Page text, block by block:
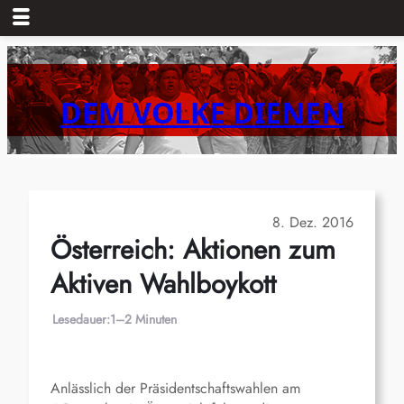
Zum
Inhalt
springenDEM VOLKE DIENEN
8. Dez. 2016
Österreich: Aktionen zum
Aktiven Wahlboykott
Lesedauer:1–2 Minuten
Anlässlich der Präsidentschaftswahlen am